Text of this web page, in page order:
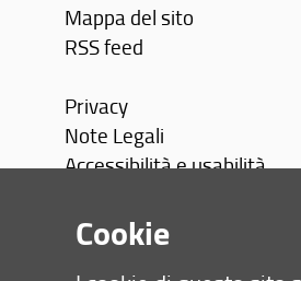
Mappa del sito
RSS feed
Privacy
Note Legali
Accessibilità e usabilità
Area personale
Cookie